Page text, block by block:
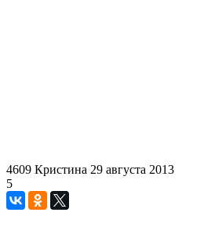
4609 Кристина 29 августа 2013
5